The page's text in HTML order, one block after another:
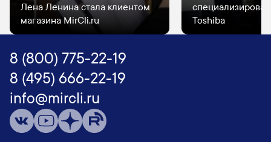
Лена Ленина стала клиентом
магазина MirCli.ru
Toshiba
8 (800) 775-22-19
8 (495) 666-22-19
info@mircli.ru